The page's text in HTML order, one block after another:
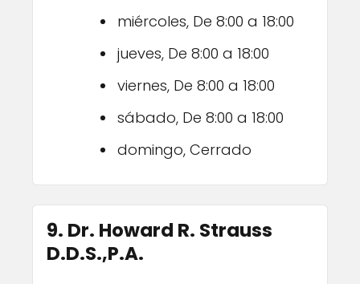
miércoles, De 8:00 a 18:00
jueves, De 8:00 a 18:00
viernes, De 8:00 a 18:00
sábado, De 8:00 a 18:00
domingo, Cerrado
9. Dr. Howard R. Strauss
D.D.S.,P.A.